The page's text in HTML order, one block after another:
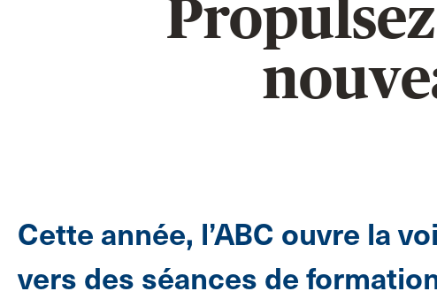
Cette année, l’ABC ouvre la
vers des séances de